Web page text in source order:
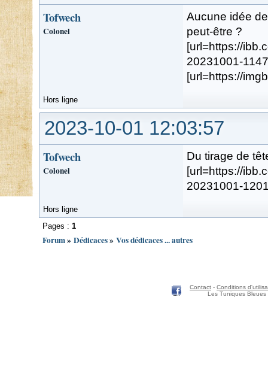
Tofwech
Colonel
Aucune idée
peut-être ?
[url=https://
20231001-
[url=https://
Hors ligne
2023-10-01 12:03:57
Tofwech
Colonel
Du tirage de
[url=https://
20231001-
Hors ligne
Pages : 1
Forum» Dédicaces» Vos dédicaces ... autres
Contact - Conditions
Les Tuniques